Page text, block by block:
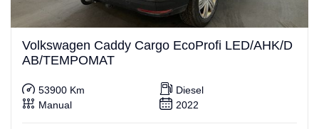
Volkswagen Caddy Cargo EcoProfi LED/AHK/D
AB/TEMPOMAT
53900 Km
Diesel
Manual
2022